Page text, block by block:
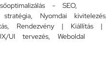
- SEO,
stratégia Nyomdai kivitelezés
Rendezvény | Kiállítás |
UI tervezés
Weboldal